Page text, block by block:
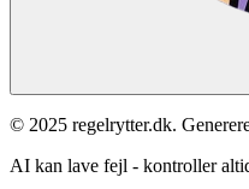
© 2025 regelrytter.dk.
AI kan lave fejl - kontroller